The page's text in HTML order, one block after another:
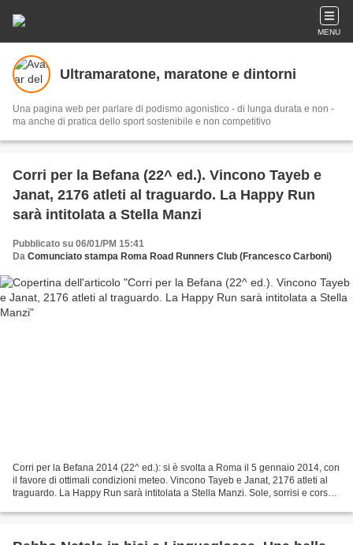
MENU
Ultramaratone, maratone e dintorni
Una pagina web per parlare di podismo agonistico - di lunga durata e non -
ma anche di pratica dello sport sostenibile e non competitivo
Corri per la Befana (22^ ed.). Vincono Tayeb e
Janat, 2176 atleti al traguardo. La Happy Run
sarà intitolata a Stella Manzi
Pubblicato su 06/01/PM 15:41
Da Comunciato stampa Roma Road Runners Club (Francesco Carboni)
Corri per la Befana 2014 (22^ ed.): si è svolta a Roma il 5 gennaio 2014, con
il favore di ottimali condizioni meteo. Vincono Tayeb e Janat, 2176 atleti al
traguardo. La Happy Run sarà intitolata a Stella Manzi. Sole, sorrisi e corsa.